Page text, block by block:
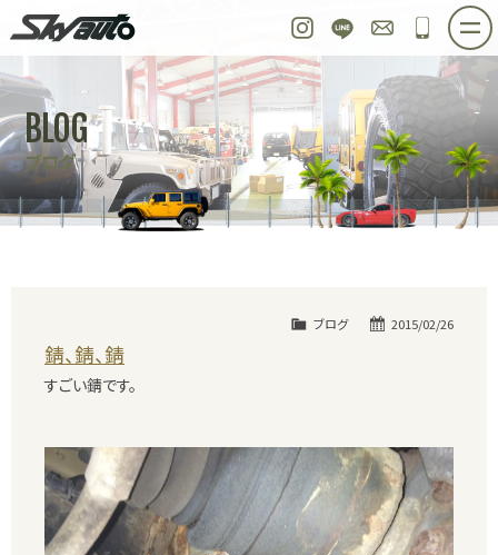
Instagram
LINE お問い合わせ
048-
ホーム 在庫車情報 ご購入プラン
整備作業実例 パーツ販売 買取＆オーダー
店舗紹介 工場紹介 会社概要
スタッフ紹介 求人情報 公式ブログ
BLOG
ブログ
2015/02/26
ブログ
錆、錆、錆
すごい錆です。